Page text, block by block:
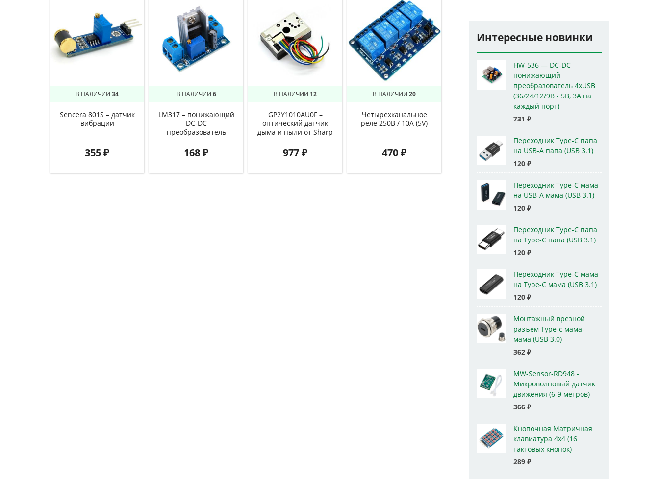
В НАЛИЧИИ 34
Sencera 801S – датчик
вибрации
355₽
В НАЛИЧИИ 6
LM317 – понижающий
DC-DC
преобразователь
168₽
В НАЛИЧИИ 12
GP2Y1010AU0F –
оптический датчик
дыма и пыли от Sharp
977₽
В НАЛИЧИИ 20
Четырехканальное
реле 250В / 10А (5V)
470₽
Интересные новинки
HW-536 — DC-DC
понижающий
преобразователь 4xUSB
(36/24/12/9В - 5В, 3А на
каждый порт)
731 ₽
Переходник Type-C папа
на USB-A папа (USB 3.1)
120 ₽
Переходник Type-C мама
на USB-A мама (USB 3.1)
120 ₽
Переходник Type-C папа
на Type-C папа (USB 3.1)
120 ₽
Переходник Type-C мама
на Type-C мама (USB 3.1)
120 ₽
Монтажный врезной
разъем Type-c мама-
мама (USB 3.0)
362 ₽
MW-Sensor-RD948 -
Микроволновый датчик
движения (6-9 метров)
366 ₽
Кнопочная Матричная
клавиатура 4x4 (16
тактовых кнопок)
289 ₽